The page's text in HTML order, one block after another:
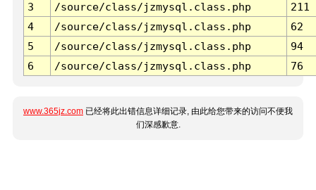
3 /source/class/jzmysql.class.php
211
4
/source/class/jzmysql.class.php
62
5
/source/class/jzmysql.class.php
94
6
/source/class/jzmysql.class.php 76
www.365jz.com 已经将此出错信息详细记录, 由此给您带来的访问不便我
们深感歉意.